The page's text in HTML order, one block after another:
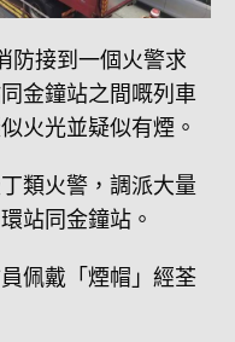
防接到一個火警求
金鐘站之間嘅列車
火光並疑似有煙。
類火警，調派大量
站同金鐘站。
佩戴「煙帽」經荃